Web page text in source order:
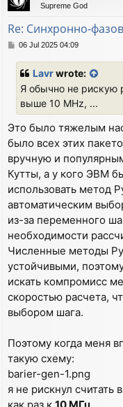
Supreme God
Re: Синхронно-
P06 Jul 2025 04:09
Lavrwrote:
Я обычно не рискую
выше 10 MHz, ...
Это было тяжелым
было всех этих
вручную и
Кутты, а у кого ЭВМ
использовать метод
автоматическим
из-за переменного
необходимости
Численные методы
устойчивыми,
искать компромисс
скоростью расчета,
выбором шага.
Поэтому когда меня
такую схему:
barier-gen-1.png
я не рискнул считать